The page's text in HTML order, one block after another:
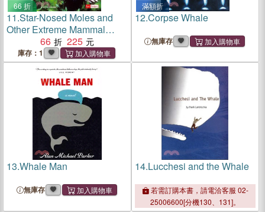
66 折
11.Star-Nosed Moles and
Other Extreme Mammal
Adaptations
66 225
庫存：1
滿額折
12.Corpse Whale
無庫存
13.Whale Man
無庫存
14.Lucchesi and the Whale
若需訂購本書，請電洽客服 02-
25006600[分機130、131]。